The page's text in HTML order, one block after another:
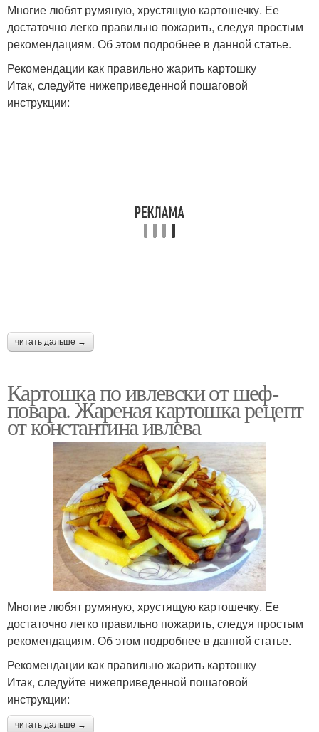
Многие любят румяную, хрустящую картошечку. Ее
достаточно легко правильно пожарить, следуя простым
рекомендациям. Об этом подробнее в данной статье.
Рекомендации как правильно жарить картошку
Итак, следуйте нижеприведенной пошаговой
инструкции:
читать дальше →
Картошка по ивлевски от шеф-
повара. Жареная картошка рецепт
от константина ивлева
Многие любят румяную, хрустящую картошечку. Ее
достаточно легко правильно пожарить, следуя простым
рекомендациям. Об этом подробнее в данной статье.
Рекомендации как правильно жарить картошку
Итак, следуйте нижеприведенной пошаговой
инструкции:
читать дальше →